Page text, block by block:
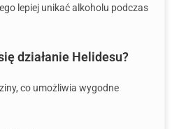
lepiej unikać alkoholu podczas
działanie Helidesu?
co umożliwia wygodne